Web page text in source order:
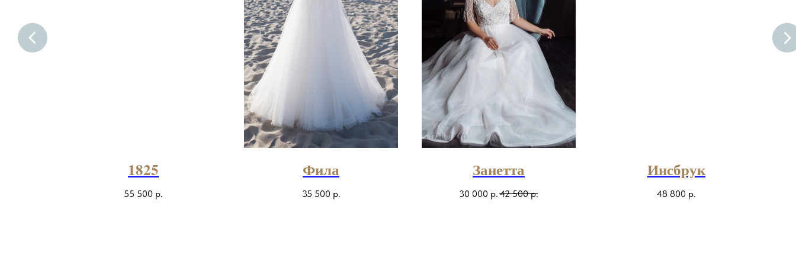
1825
55 500 р.
Фила
35 500 р.
Занетта
30 000 р. 42 500 р.
Инсбрук
48 800 р.